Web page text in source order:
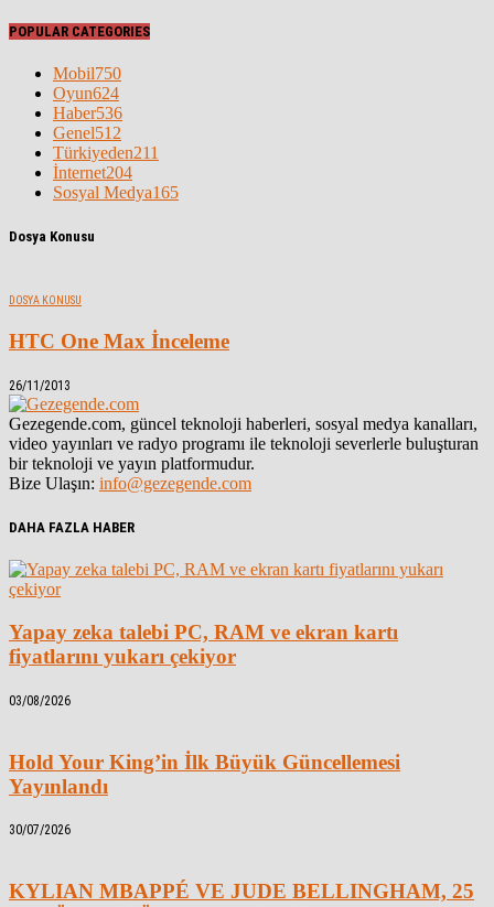
POPULAR CATEGORIES
Mobil750
Oyun624
Haber536
Genel512
Türkiyeden211
İnternet204
Sosyal Medya165
Dosya Konusu
DOSYA KONUSU
HTC One Max İnceleme
26/11/2013
Gezegende.com, güncel teknoloji haberleri, sosyal medya kanalları,
video yayınları ve radyo programı ile teknoloji severlerle buluşturan
bir teknoloji ve yayın platformudur.
Bize Ulaşın: info@gezegende.com
DAHA FAZLA HABER
Yapay zeka talebi PC, RAM ve ekran kartı
fiyatlarını yukarı çekiyor
03/08/2026
Hold Your King’in İlk Büyük Güncellemesi
Yayınlandı
30/07/2026
KYLIAN MBAPPÉ VE JUDE BELLINGHAM, 25